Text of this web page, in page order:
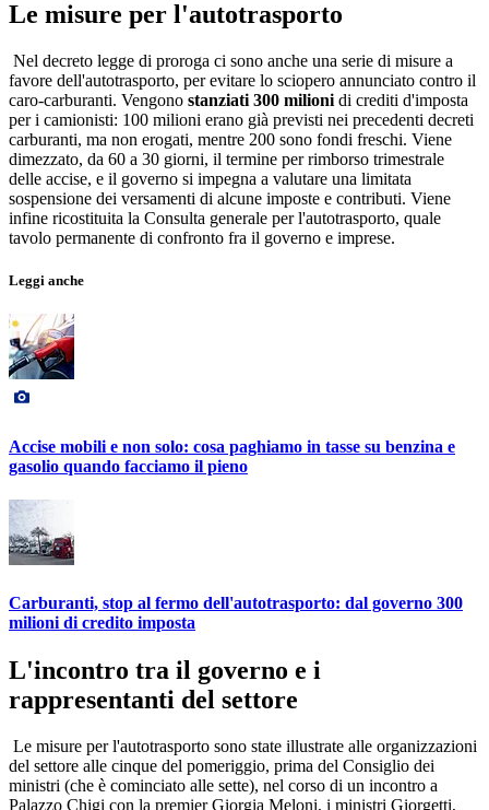
Le misure per l'autotrasporto
Nel decreto legge di proroga ci sono anche una serie di misure a
favore dell'autotrasporto, per evitare lo sciopero annunciato contro il
caro-carburanti. Vengono stanziati 300 milioni di crediti d'imposta
per i camionisti: 100 milioni erano già previsti nei precedenti decreti
carburanti, ma non erogati, mentre 200 sono fondi freschi. Viene
dimezzato, da 60 a 30 giorni, il termine per rimborso trimestrale
delle accise, e il governo si impegna a valutare una limitata
sospensione dei versamenti di alcune imposte e contributi. Viene
infine ricostituita la Consulta generale per l'autotrasporto, quale
tavolo permanente di confronto fra il governo e imprese.
Leggi anche
Accise mobili e non solo: cosa paghiamo in tasse su benzina e
gasolio quando facciamo il pieno
Carburanti, stop al fermo dell'autotrasporto: dal governo 300
milioni di credito imposta
L'incontro tra il governo e i
rappresentanti del settore
Le misure per l'autotrasporto sono state illustrate alle organizzazioni
del settore alle cinque del pomeriggio, prima del Consiglio dei
ministri (che è cominciato alle sette), nel corso di un incontro a
Palazzo Chigi con la premier Giorgia Meloni, i ministri Giorgetti,